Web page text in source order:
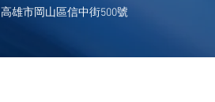
高雄市岡山區信中街500號